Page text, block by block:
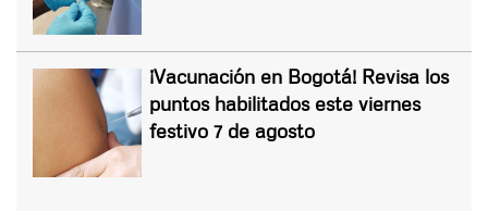
¡Vacunación en Bogotá! Revisa los
puntos habilitados este viernes
festivo 7 de agosto